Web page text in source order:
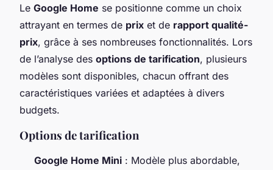
Le Google Home se positionne comme un choix
attrayant en termes de prix et de rapport qualité-
prix, grâce à ses nombreuses fonctionnalités. Lors
de l’analyse des options de tarification, plusieurs
modèles sont disponibles, chacun offrant des
caractéristiques variées et adaptées à divers
budgets.
Options de tarification
Google Home Mini : Modèle plus abordable,